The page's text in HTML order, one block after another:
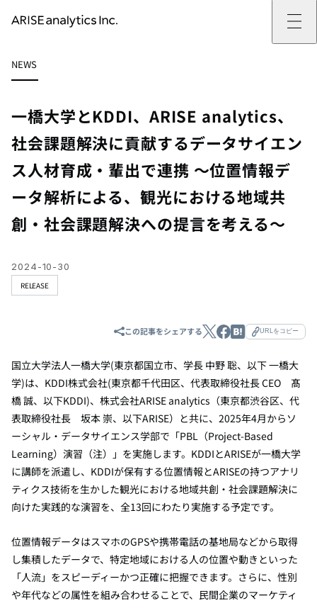
ARISE analyticsとはトップ
ミッション・バリュー
働きがいのある会社づくり
サービス
提供サービストップ
カスタマーサポート改革
ドローン・ビジネス活用
データ・AI人材育成支援
実績
データドリブン改革の推進支援
新規事業の立ち上げ支援
データ分析基盤の構築・活用支援
企業情報
企業情報トップ
会社概要
CEOメッセージ
サステナビリティ
お問い合わせ
ニュース
ニューストップ
インフォメーション
プレスリリース
イベント
技術情報
技術情報トップ
TECH BLOG
PAPER
OTHERS
採用
採用トップ
新卒採用
中途採用
成長支援
数字で見るARISE analytics
NEWS
一橋大学とKDDI、ARISE analytics、
社会課題解決に貢献するデータサイエン
ス人材育成・輩出で連携 ～位置情報デ
ータ解析による、観光における地域共
創・社会課題解決への提言を考える～
RELEASE
2024-10-30
この記事をシェアする URLをコピー
国立大学法人一橋大学(東京都国立市、学長 中野 聡、以下 一橋大
学)は、 KDDI株式会社(東京都千代田区、代表取締役社長CEO 髙
橋 誠、以下KDDI)、株式会社ARISE analytics （東京都渋谷区、代
表取締役社長 坂本 崇、以下ARISE）と共に、2025年4月から ソ
ーシャル・データサイエンス学部で「PBL（Project-Based
Learning） 演習 （注） 」を実施します。KDDIとARISEが一橋大学
に講師を派遣し、 KDDIが保有する位置情報とARISEの持つアナリ
ティクス技術を生かした観光における地域共創・社会課題解決に
向けた実践的な演習を、全13回にわたり実施する予定です。
位置情報データはスマホのGPSや携帯電話の基地局などから取得
し集積したデータで、特定地域における人の位置や動きといった
「人流」をスピーディーかつ正確に把握できます。さらに、性別
や年代などの属性を組み合わせることで、民間企業のマーケティ